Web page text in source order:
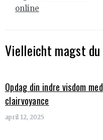
online
Vielleicht magst du
Opdag din indre visdom med
clairvoyance
april 12, 2025